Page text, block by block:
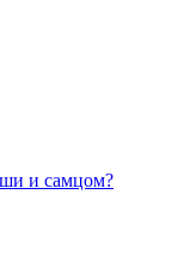
и самцом?